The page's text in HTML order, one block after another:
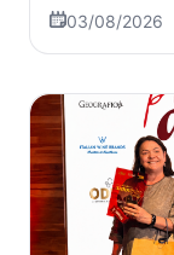
03/08/2026